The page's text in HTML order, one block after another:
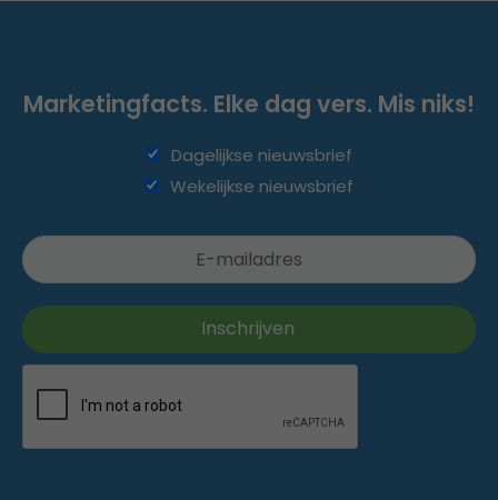
Marketingfacts. Elke dag vers. Mis niks!
Dagelijkse nieuwsbrief
Wekelijkse nieuwsbrief